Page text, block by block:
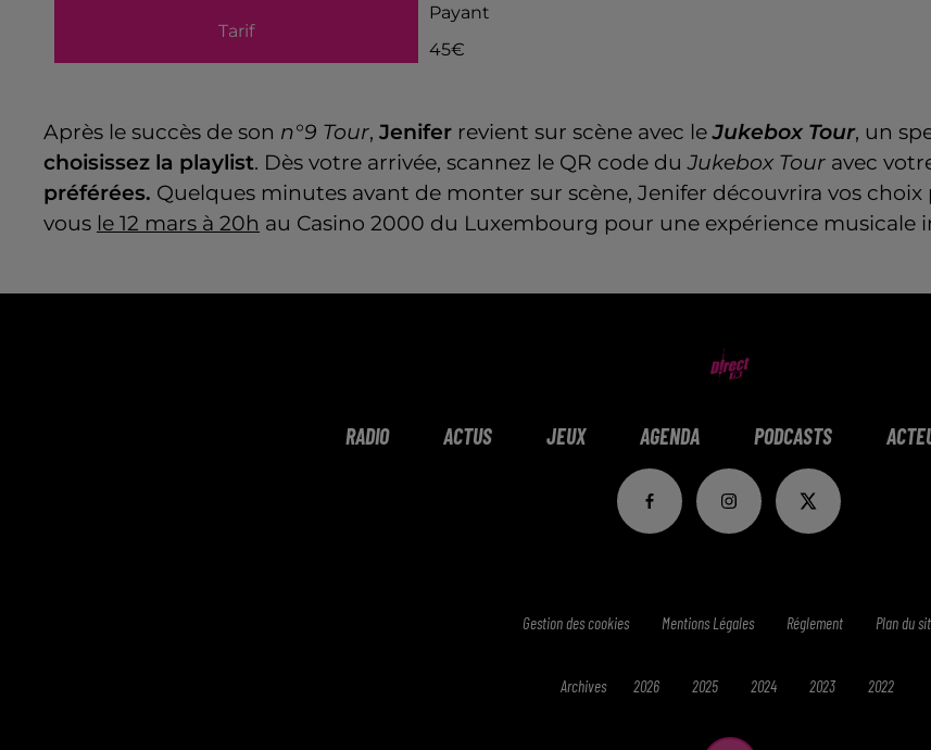
Tarif
Payant
45€
Après le succès de son n°9 Tour, Jenifer revient sur scène avec leJukebox Tour, un
choisissez la playlist. Dès votre arrivée, scannez le QR code duJukebox Tour avec
préférées. Quelques minutes avant de monter sur scène, Jenifer découvrira vos
vous le 12 mars à 20h au Casino 2000 du Luxembourg pour une expérience musicale
RADIO ACTUS JEUX AGENDA PODCASTS
Gestion des cookies Mentions Légales Réglement Plan du
Archives 2026 2025 2024 2023 2022